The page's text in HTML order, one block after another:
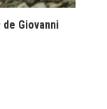
Giovanni